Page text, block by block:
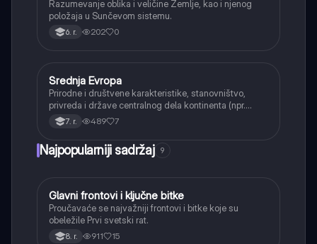
Razumevanje oblika i veličine Zemlje, kao i njenog
položaja u Sunčevom sistemu.
6. r. 202 0
Geografija
Srednja Evropa
Prirodne i društvene karakteristike, stanovništvo,
privreda i države centralnog dela kontinenta (npr.
Poljska, Češka, Austrija).
7. r. 489 7
Najpopularniji sadržaj 9
Istorija
Glavni frontovi i ključne bitke
Proučavaće se najvažniji frontovi i bitke koje su
obeležile Prvi svetski rat.
8. r. 911 15